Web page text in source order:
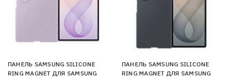
ПАНЕЛЬ SAMSUNG SILICONE
RING MAGNET ДЛЯ SAMSUNG
ПАНЕЛЬ SAMSUNG SILICONE
RING MAGNET ДЛЯ SAMSUNG